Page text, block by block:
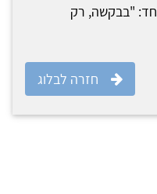
"בבקשה, רק
חזרה לבלוג